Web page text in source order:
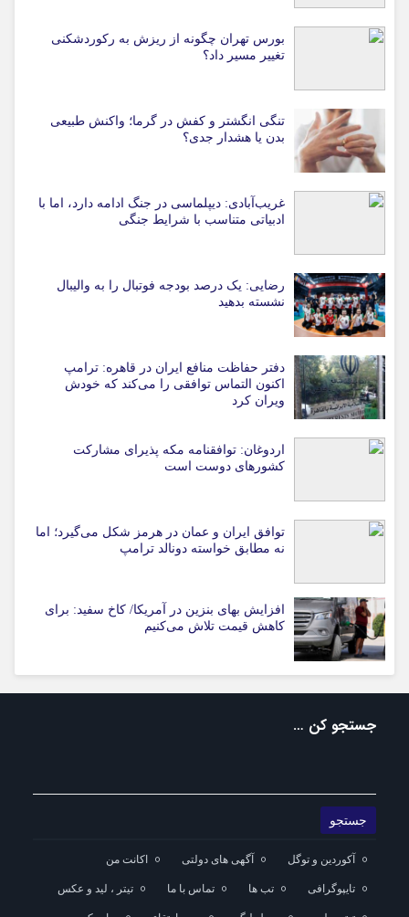
بورس تهران چگونه از ریزش به رکوردشکنی
تغییر مسیر داد؟
تنگی انگشتر و کفش در گرما؛ واکنش طبیعی
بدن یا هشدار جدی؟
غریب‌آبادی: دیپلماسی در جنگ ادامه دارد، اما با
ادبیاتی متناسب با شرایط جنگی
رضایی: یک درصد بودجه فوتبال را به والیبال
نشسته بدهید
دفتر حفاظت منافع ایران در قاهره: ترامپ
اکنون التماس توافقی را می‌کند که خودش
ویران کرد
اردوغان: توافقنامه مکه پذیرای مشارکت
کشورهای دوست است
توافق ایران و عمان در هرمز شکل می‌گیرد؛ اما
نه مطابق خواسته دونالد ترامپ
افزایش بهای بنزین در آمریکا/ کاخ سفید: برای
کاهش قیمت تلاش می‌کنیم
جستجو کن …
آکوردین و توگل آگهی های دولتی اکانت من
تایپوگرافی تب ها تماس با ما تیتر ، لید و عکس